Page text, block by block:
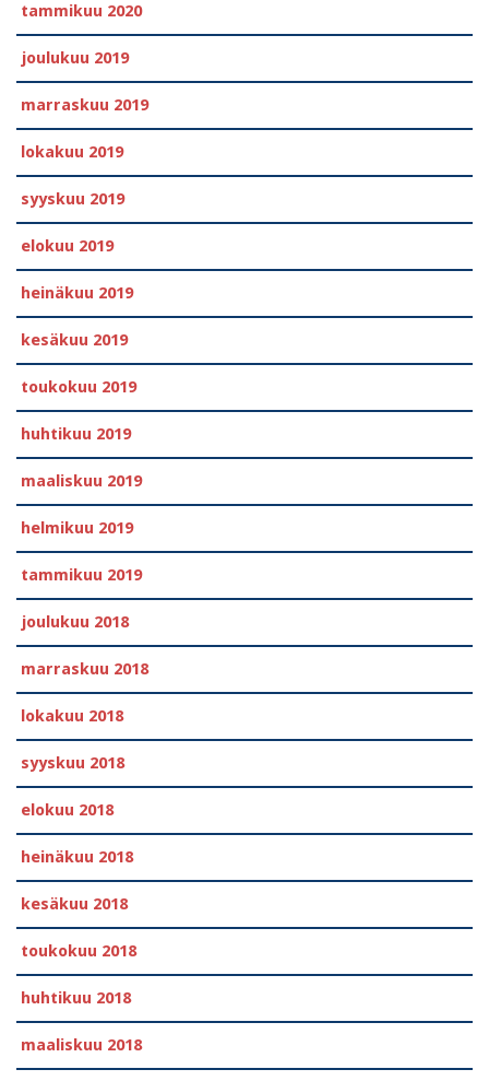
tammikuu 2020
joulukuu 2019
marraskuu 2019
lokakuu 2019
syyskuu 2019
elokuu 2019
heinäkuu 2019
kesäkuu 2019
toukokuu 2019
huhtikuu 2019
maaliskuu 2019
helmikuu 2019
tammikuu 2019
joulukuu 2018
marraskuu 2018
lokakuu 2018
syyskuu 2018
elokuu 2018
heinäkuu 2018
kesäkuu 2018
toukokuu 2018
huhtikuu 2018
maaliskuu 2018